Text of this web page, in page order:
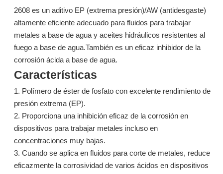
1404: Lubricante superior de trioleato de trimetilolpropano con alta viscosidad y resistencia al fuego
Preguntar
1404: Lubricante superior de trioleato de trimetilolpropano con alta viscosidad y resistencia al fuego
2608 es un aditivo EP (extrema presión)/AW (antidesgaste)
altamente eficiente adecuado para fluidos para trabajar
metales a base de agua y aceites hidráulicos resistentes al
fuego a base de agua.También es un eficaz inhibidor de la
corrosión ácida a base de agua.
Características
1. Polímero de éster de fosfato con excelente rendimiento de
presión extrema (EP).
2. Proporciona una inhibición eficaz de la corrosión en
dispositivos para trabajar metales incluso en
concentraciones muy bajas.
3. Cuando se aplica en fluidos para corte de metales, reduce
eficazmente la corrosividad de varios ácidos en dispositivos